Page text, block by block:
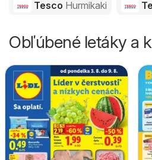
Tesco Hurmikaki
Obľúbené letáky a